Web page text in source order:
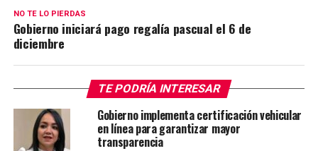
NO TE LO PIERDAS
Gobierno iniciará pago regalía pascual el 6 de
diciembre
TE PODRÍA INTERESAR
Gobierno implementa certificación vehicular
en línea para garantizar mayor
transparencia